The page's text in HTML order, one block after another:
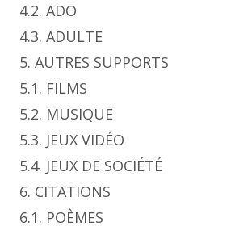
4.2. ADO
4.3. ADULTE
5. AUTRES SUPPORTS
5.1. FILMS
5.2. MUSIQUE
5.3. JEUX VIDÉO
5.4. JEUX DE SOCIÉTÉ
6. CITATIONS
6.1. POÈMES